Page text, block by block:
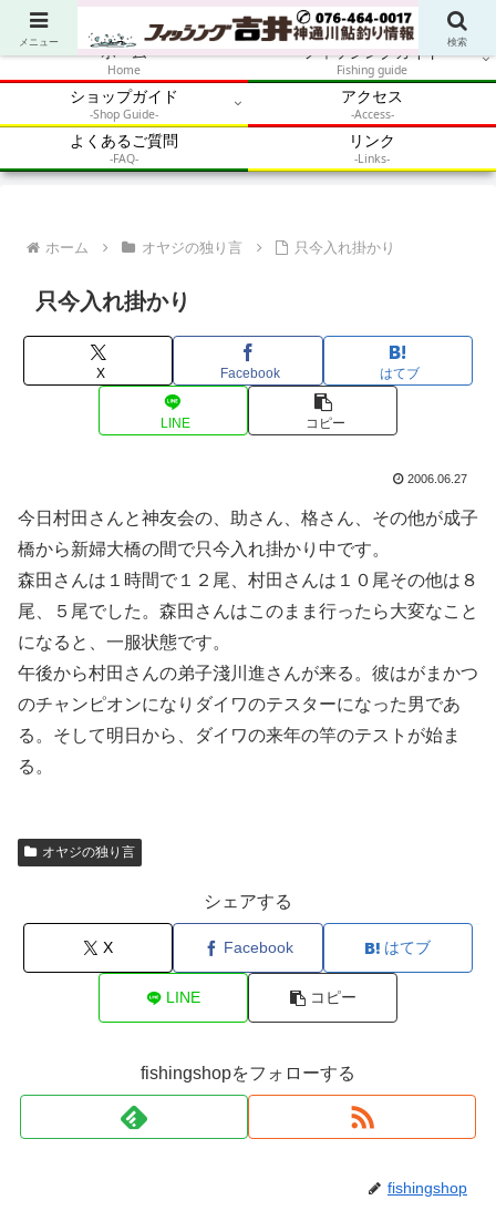
アウトドア・釣り・鮎・自然体験を加速させるメディア
ホーム
Home
フィッシングガイド
Fishing guide
ショップガイド
-Shop Guide-
アクセス
-Access-
よくあるご質問
-FAQ-
リンク
-Links-
ホーム オヤジの独り言 只今入れ掛かり
只今入れ掛かり
X Facebook はてブ
LINE コピー
2006.06.27
今日村田さんと神友会の、助さん、格さん、その他が成子
橋から新婦大橋の間で只今入れ掛かり中です。
森田さんは１時間で１２尾、村田さんは１０尾その他は８
尾、５尾でした。森田さんはこのまま行ったら大変なこと
になると、一服状態です。
午後から村田さんの弟子淺川進さんが来る。彼はがまかつ
のチャンピオンになりダイワのテスターになった男であ
る。そして明日から、ダイワの来年の竿のテストが始ま
る。
オヤジの独り言
シェアする
X Facebook はてブ
LINE コピー
fishingshopをフォローする
fishingshop
メニュー 検索